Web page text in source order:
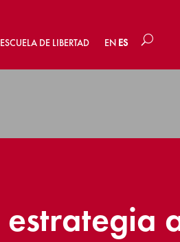
ESCUELA DE LIBERTAD EN ES